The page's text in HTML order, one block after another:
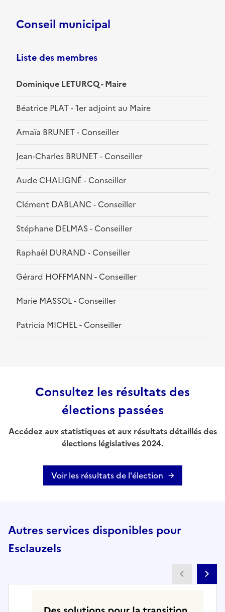
Conseil municipal
Liste des membres
Dominique LETURCQ - Maire
Béatrice PLAT - 1er adjoint au Maire
Amaïa BRUNET - Conseiller
Jean-Charles BRUNET - Conseiller
Aude CHALIGNÉ - Conseiller
Clément DABLANC - Conseiller
Stéphane DELMAS - Conseiller
Raphaël DURAND - Conseiller
Gérard HOFFMANN - Conseiller
Marie MASSOL - Conseiller
Patricia MICHEL - Conseiller
Consultez les résultats des
élections passées
Accédez aux statistiques et aux résultats détaillés des
élections législatives 2024.
Voir les résultats de l'élection
Autres services disponibles pour
Esclauzels